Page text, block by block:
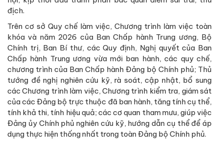
địch.
Trên cơ sở Quy chế làm việc, Chương trình làm việc toàn
khóa và năm 2026 của Ban Chấp hành Trung ương, Bộ
Chính trị, Ban Bí thư, các Quy định, Nghị quyết của Ban
Chấp hành Trung ương vừa mới ban hành, các quy chế,
chương trình của Ban Chấp hành Đảng bộ Chính phủ; Thủ
tướng đề nghị nghiên cứu kỹ, rà soát, cập nhật, bổ sung
các Chương trình làm việc, Chương trình kiểm tra, giám sát
của các Đảng bộ trực thuộc đã ban hành, tăng tính cụ thể,
tính khả thi, tính hiệu quả; các cơ quan tham mưu, giúp việc
Đảng ủy Chính phủ nghiên cứu kỹ, hướng dẫn cụ thể để áp
dụng thực hiện thống nhất trong toàn Đảng bộ Chính phủ.